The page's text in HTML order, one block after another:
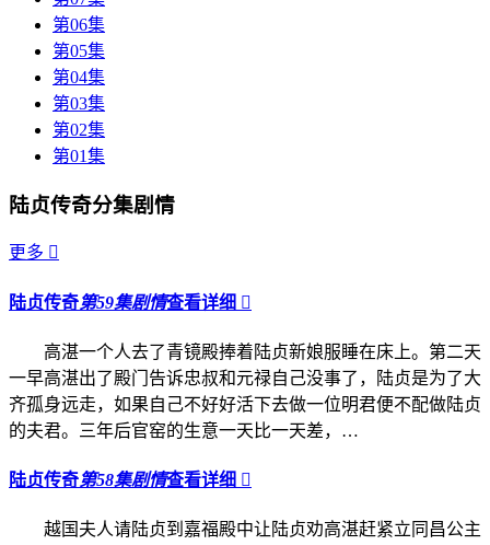
第06集
第05集
第04集
第03集
第02集
第01集
陆贞传奇分集剧情
更多 
陆贞传奇第59集剧情查看详细 
高湛一个人去了青镜殿捧着陆贞新娘服睡在床上。第二天
一早高湛出了殿门告诉忠叔和元禄自己没事了，陆贞是为了大
齐孤身远走，如果自己不好好活下去做一位明君便不配做陆贞
的夫君。三年后官窑的生意一天比一天差，…
陆贞传奇第58集剧情查看详细 
越国夫人请陆贞到嘉福殿中让陆贞劝高湛赶紧立同昌公主